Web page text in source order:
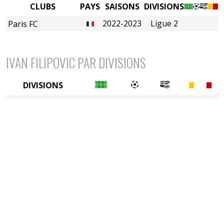
PAYS SAISONS DIVISIONS
2022-2023
Ligue 2
CLUBS
Paris FC
IVAN FILIPOVIC PAR DIVISIONS
DIVISIONS